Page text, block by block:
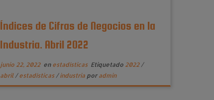
Índices de Cifras de Negocios en la
Industria. Abril 2022
junio 22, 2022en estadísticas Etiquetado 2022 /
abril /estadísticas /industria por admin